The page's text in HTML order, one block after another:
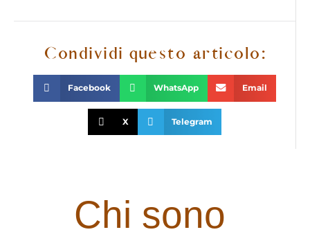
Condividi questo articolo:
Facebook WhatsApp Email
X Telegram
Chi sono